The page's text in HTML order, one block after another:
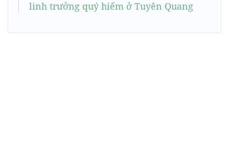
linh trưởng quý hiếm ở Tuyên Quang